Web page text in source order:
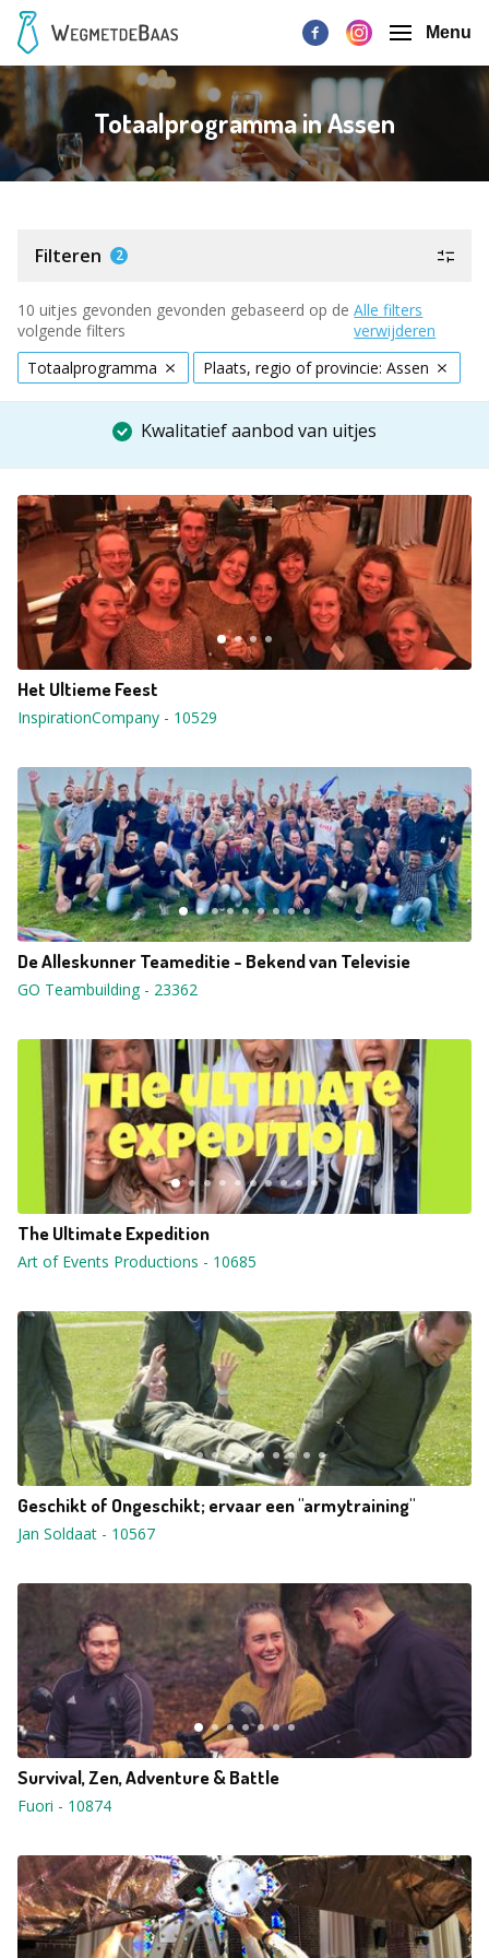
Menu
Totaalprogramma in Assen
Filteren 2
10 uitjes gevonden gevonden gebaseerd op de
volgende filters
Alle filters
verwijderen
Totaalprogramma
Plaats, regio of provincie: Assen
Kwalitatief aanbod van uitjes
Het Ultieme Feest
InspirationCompany - 10529
De Alleskunner Teameditie - Bekend van Televisie
GO Teambuilding- 23362
The Ultimate Expedition
Art of Events Productions - 10685
Geschikt of Ongeschikt; ervaar een "armytraining"
Jan Soldaat - 10567
Survival, Zen, Adventure & Battle
Fuori - 10874